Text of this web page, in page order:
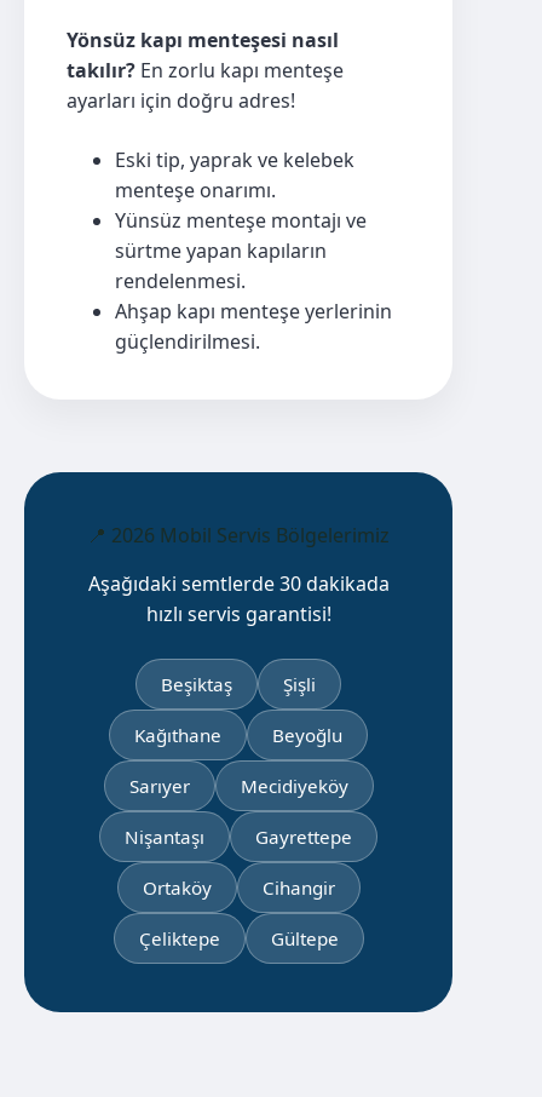
Yönsüz kapı menteşesi nasıl
takılır? En zorlu kapı menteşe
ayarları için doğru adres!
Eski tip, yaprak ve kelebek
menteşe onarımı.
Yünsüz menteşe montajı ve
sürtme yapan kapıların
rendelenmesi.
Ahşap kapı menteşe yerlerinin
güçlendirilmesi.
📍 2026 Mobil Servis Bölgelerimiz
Aşağıdaki semtlerde 30 dakikada
hızlı servis garantisi!
Beşiktaş Şişli
Kağıthane Beyoğlu
Sarıyer Mecidiyeköy
Nişantaşı Gayrettepe
Ortaköy Cihangir
Çeliktepe Gültepe